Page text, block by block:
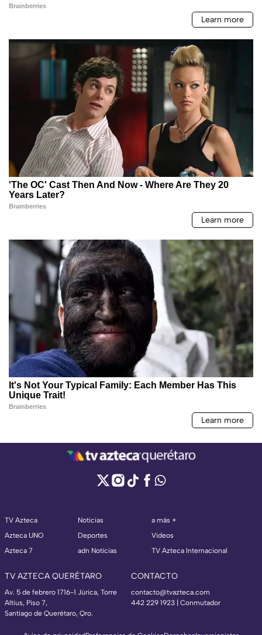
TV Azteca
Azteca UNO
Azteca 7
Noticias
Deportes
adn Noticias
a más +
Videos
TV Azteca Internacional
TV AZTECA QUERÉTARO
Av. 5 de febrero 1716-1 Júrica, Torre
Altius, Piso 7,
Santiago de Querétaro, Qro.
CONTACTO
contacto@tvazteca.com
442 229 1923 | Conmutador